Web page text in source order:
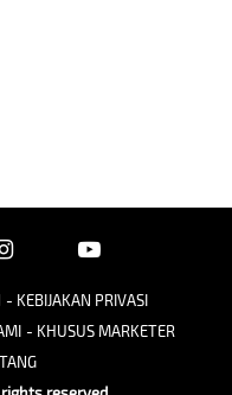
- KEBIJAKAN PRIVASI
- KHUSUS MARKETER